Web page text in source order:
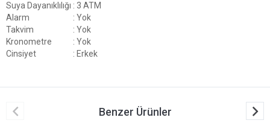
Suya Dayanıklılığı : 3 ATM
Alarm
: Yok
Takvim
: Yok
Kronometre
: Yok
Cinsiyet
: Erkek
Benzer Ürünler